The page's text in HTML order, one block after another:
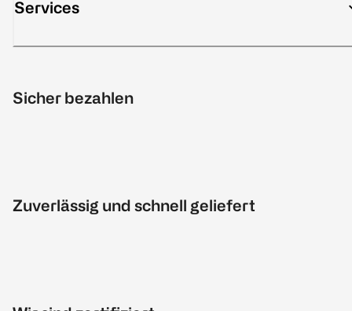
Services
Sicher bezahlen
Zuverlässig und schnell geliefert